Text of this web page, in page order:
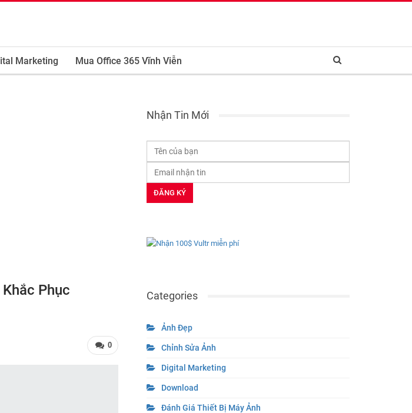
Marketing Mua Office 365 Vĩnh Viễn
Phục
0
Nhận Tin Mới
Categories
Ảnh Đẹp
Chỉnh Sửa Ảnh
Digital Marketing
Download
Đánh Giá Thiết Bị Máy Ảnh